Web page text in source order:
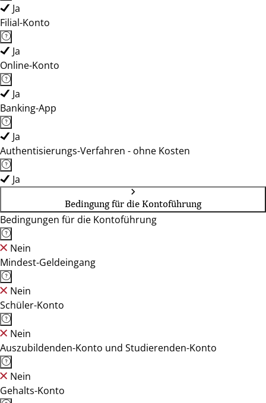
Ja
Filial-Konto
Ja
Online-Konto
Ja
Banking-App
Ja
Authentisierungs-Verfahren - ohne Kosten
Ja
Bedingung für die Kontoführung
Bedingungen für die Kontoführung
Nein
Mindest-Geldeingang
Nein
Schüler-Konto
Nein
Auszubildenden-Konto und Studierenden-Konto
Nein
Gehalts-Konto